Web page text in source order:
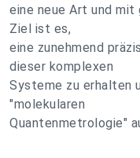
eine neue Art und mit
Ziel ist es,
eine zunehmend
dieser komplexen
Systeme zu erhalten
"molekularen
Quantenmetrologie"